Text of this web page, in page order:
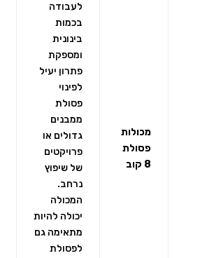
מכולות
פסולת
8 קוב
לעבודה
בכמות
בינונית
ומספקת
פתרון יעיל
לפינוי
פסולת
ממבנים
גדולים או
פרויקטים
של שיפוץ
נרחב.
המכולה
יכולה להיות
מתאימה גם
לפסולת